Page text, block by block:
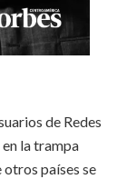
de Redes
la trampa
países se